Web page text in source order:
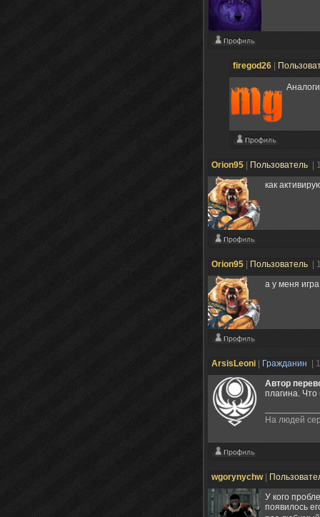
firegod26
Orion95 Пользователь
|
как
Orion95 Пользователь
|
а у меня
ArsisLeoni Гражданин
|
Автор
плагина.
На людей
wgorynychw|
У кого
появилось